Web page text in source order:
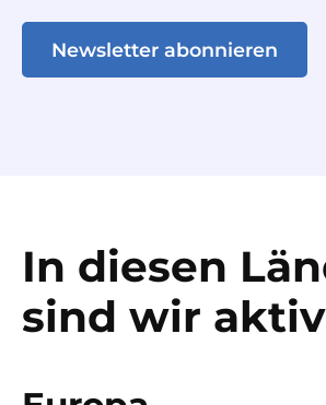
Newsletter abonnieren
In diesen
sind wir aktiv